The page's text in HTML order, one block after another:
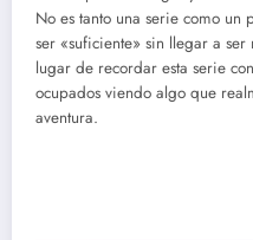
No es tanto una serie como un
ser «suficiente» sin llegar a
lugar de recordar esta serie
ocupados viendo algo que
aventura.